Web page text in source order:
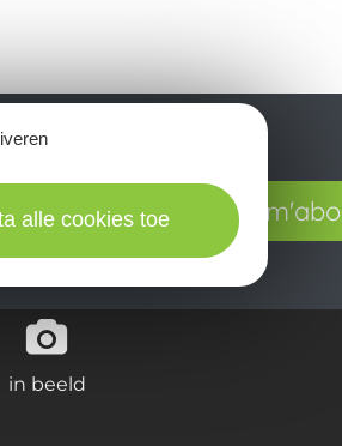
laissez-vous
en Aveyron.
Je
in beeld
alle cookies toe